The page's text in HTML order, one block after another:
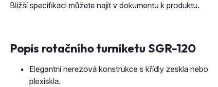
Bližší specifikaci můžete najít v dokumentu k produktu.
Popis rotačního turniketu SGR-120
Elegantní nerezová konstrukce s křídly zeskla nebo
plexiskla.